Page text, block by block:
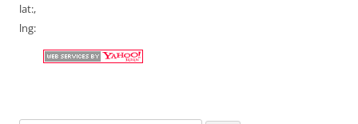
lat:,
lng: